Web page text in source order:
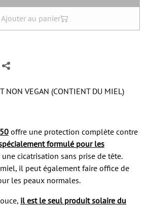
Ajouter au panier
NON VEGAN (CONTIENT DU MIEL)
offre une protection complète contre
formulé pour les
une cicatrisation sans prise de tête.
il peut également faire office de
les peaux normales.
il est le seul produit solaire du